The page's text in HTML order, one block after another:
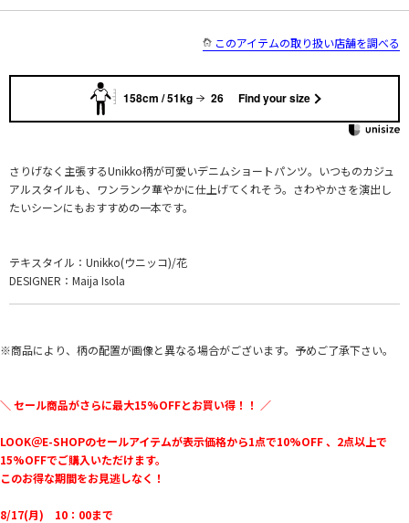
このアイテムの取り扱い店舗を調べる
158cm / 51kg 26 Find your size
さりげなく主張するUnikko柄が可愛いデニムショートパンツ。いつものカジュ
アルスタイルも、ワンランク華やかに仕上げてくれそう。さわやかさを演出し
たいシーンにもおすすめの一本です。
テキスタイル：Unikko(ウニッコ)/花
DESIGNER：Maija Isola
※商品により、柄の配置が画像と異なる場合がございます。予めご了承下さい。
＼ セール商品がさらに最大15%OFFとお買い得！！ ／
LOOK＠E-SHOPのセールアイテムが表示価格から1点で10%OFF 、2点以上で
15%OFFでご購入いただけます。
このお得な期間をお見逃しなく！
8/17(月) 10：00まで